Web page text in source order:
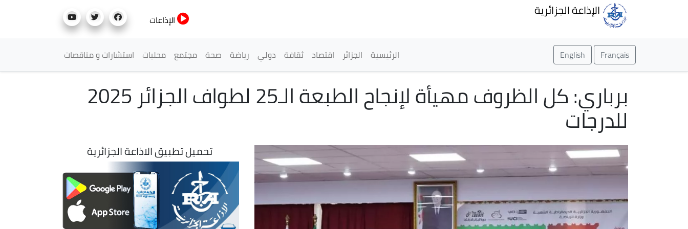
الإذاعة الجزائرية
الإذاعات
Français
English القائمة الرئيسية
الرئيسية الجزائر اقتصاد ثقافة دولي رياضة صحة مجتمع محليات استشارات و مناقصات
برباري: كل الظروف مهيأة لإنجاح الطبعة الـ25 لطواف الجزائر 2025
للدرجات
تحميل تطبيق الاذاعة الجزائرية